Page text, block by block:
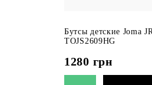
Бутсы детские Joma
TOJS2609HG
1280 грн